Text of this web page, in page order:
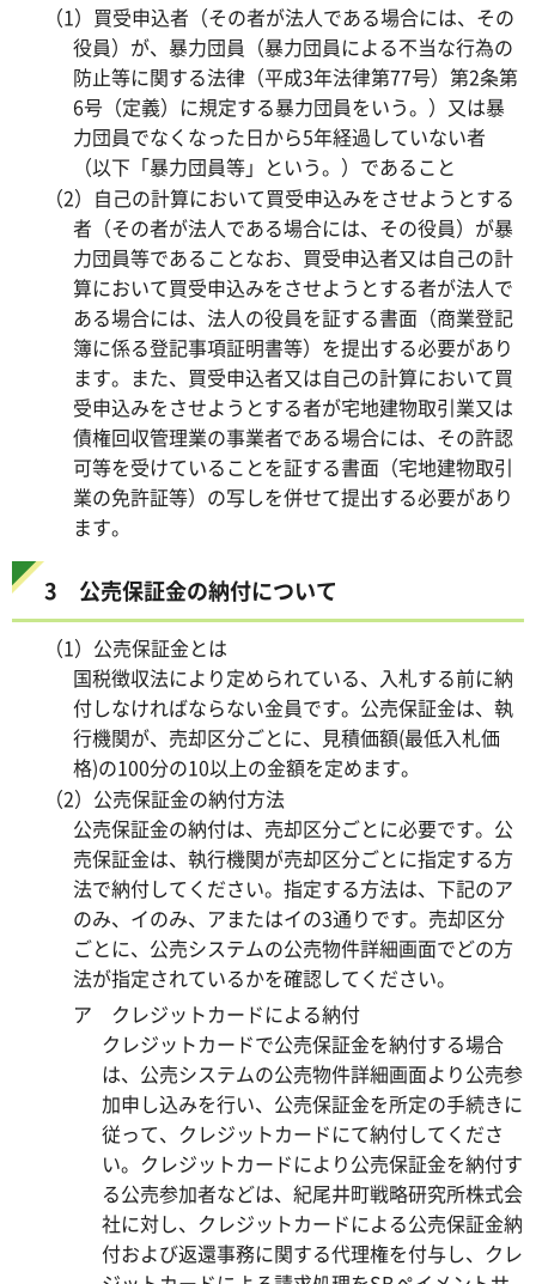
（1）買受申込者（その者が法人である場合には、その
役員）が、暴力団員（暴力団員による不当な行為の
防止等に関する法律（平成3年法律第77号）第2条第
6号（定義）に規定する暴力団員をいう。）又は暴
力団員でなくなった日から5年経過していない者
（以下「暴力団員等」という。）であること
（2）自己の計算において買受申込みをさせようとする
者（その者が法人である場合には、その役員）が暴
力団員等であることなお、買受申込者又は自己の計
算において買受申込みをさせようとする者が法人で
ある場合には、法人の役員を証する書面（商業登記
簿に係る登記事項証明書等）を提出する必要があり
ます。また、買受申込者又は自己の計算において買
受申込みをさせようとする者が宅地建物取引業又は
債権回収管理業の事業者である場合には、その許認
可等を受けていることを証する書面（宅地建物取引
業の免許証等）の写しを併せて提出する必要があり
ます。
3 公売保証金の納付について
（1）公売保証金とは
国税徴収法により定められている、入札する前に納
付しなければならない金員です。公売保証金は、執
行機関が、売却区分ごとに、見積価額(最低入札価
格)の100分の10以上の金額を定めます。
（2）公売保証金の納付方法
公売保証金の納付は、売却区分ごとに必要です。公
売保証金は、執行機関が売却区分ごとに指定する方
法で納付してください。指定する方法は、下記のア
のみ、イのみ、アまたはイの3通りです。売却区分
ごとに、公売システムの公売物件詳細画面でどの方
法が指定されているかを確認してください。
ア クレジットカードによる納付
クレジットカードで公売保証金を納付する場合
は、公売システムの公売物件詳細画面より公売参
加申し込みを行い、公売保証金を所定の手続きに
従って、クレジットカードにて納付してくださ
い。クレジットカードにより公売保証金を納付す
る公売参加者などは、紀尾井町戦略研究所株式会
社に対し、クレジットカードによる公売保証金納
付および返還事務に関する代理権を付与し、クレ